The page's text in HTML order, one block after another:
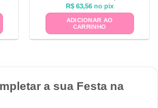
R$63,56 no pix
ADICIONAR AO
CARRINHO
a sua Festa na